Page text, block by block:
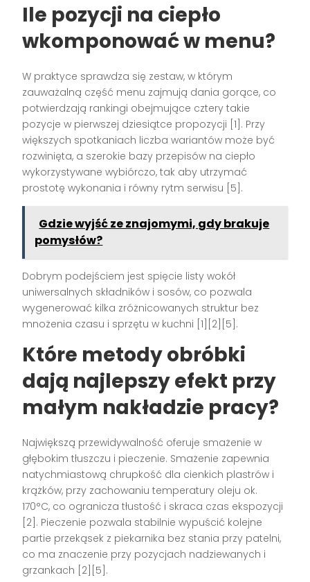
Ile pozycji na ciepło
wkomponować w menu?
W praktyce sprawdza się zestaw, w którym
zauważalną część menu zajmują dania gorące, co
potwierdzają rankingi obejmujące cztery takie
pozycje w pierwszej dziesiątce propozycji [1]. Przy
większych spotkaniach liczba wariantów może być
rozwinięta, a szerokie bazy przepisów na ciepło
wykorzystywane wybiórczo, tak aby utrzymać
prostotę wykonania i równy rytm serwisu [5].
Gdzie wyjść ze znajomymi, gdy brakuje
pomysłów?
Dobrym podejściem jest spięcie listy wokół
uniwersalnych składników i sosów, co pozwala
wygenerować kilka zróżnicowanych struktur bez
mnożenia czasu i sprzętu w kuchni [1][2][5].
Które metody obróbki
dają najlepszy efekt przy
małym nakładzie pracy?
Największą przewidywalność oferuje smażenie w
głębokim tłuszczu i pieczenie. Smażenie zapewnia
natychmiastową chrupkość dla cienkich plastrów i
krążków, przy zachowaniu temperatury oleju ok.
170°C, co ogranicza tłustość i skraca czas ekspozycji
[2]. Pieczenie pozwala stabilnie wypuścić kolejne
partie przekąsek z piekarnika bez stania przy patelni,
co ma znaczenie przy pozycjach nadziewanych i
grzankach [2][5].